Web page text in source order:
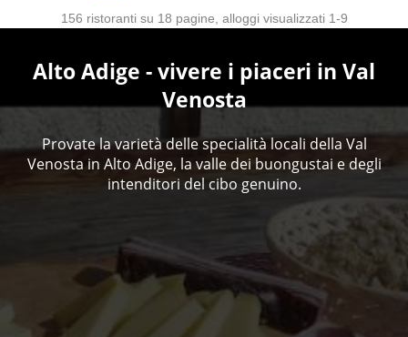
Alto Adige - vivere i piaceri in Val
Venosta
Provate la varietà delle specialità locali della Val
Venosta in Alto Adige, la valle dei buongustai e degli
intenditori del cibo genuino.